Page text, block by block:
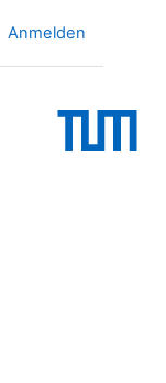
Anmelden